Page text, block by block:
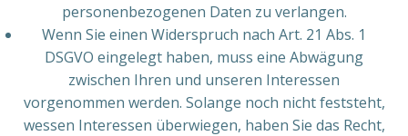
personenbezogenen Daten zu verlangen.
Wenn Sie einen Widerspruch nach Art. 21 Abs. 1
DSGVO eingelegt haben, muss eine Abwägung
zwischen Ihren und unseren Interessen
vorgenommen werden. Solange noch nicht feststeht,
wessen Interessen überwiegen, haben Sie das Recht,